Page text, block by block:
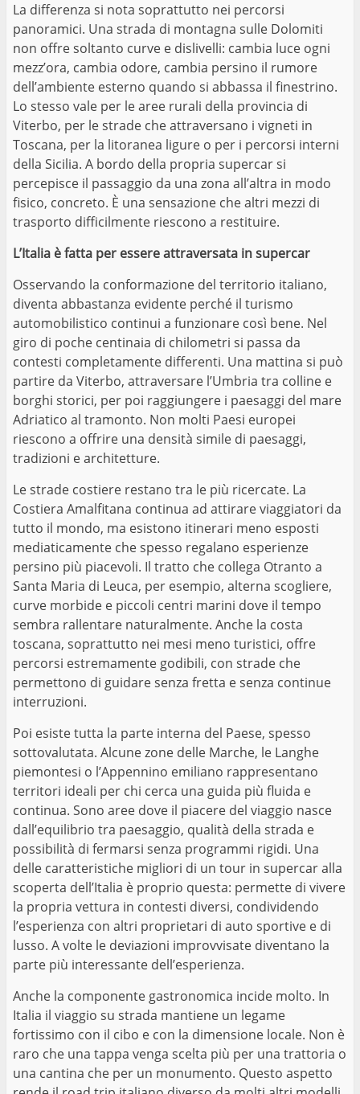
La differenza si nota soprattutto nei percorsi
panoramici. Una strada di montagna sulle Dolomiti
non offre soltanto curve e dislivelli: cambia luce ogni
mezz’ora, cambia odore, cambia persino il rumore
dell’ambiente esterno quando si abbassa il finestrino.
Lo stesso vale per le aree rurali della provincia di
Viterbo, per le strade che attraversano i vigneti in
Toscana, per la litoranea ligure o per i percorsi interni
della Sicilia. A bordo della propria supercar si
percepisce il passaggio da una zona all’altra in modo
fisico, concreto. È una sensazione che altri mezzi di
trasporto difficilmente riescono a restituire.
L’Italia è fatta per essere attraversata in supercar
Osservando la conformazione del territorio italiano,
diventa abbastanza evidente perché il turismo
automobilistico continui a funzionare così bene. Nel
giro di poche centinaia di chilometri si passa da
contesti completamente differenti. Una mattina si può
partire da Viterbo, attraversare l’Umbria tra colline e
borghi storici, per poi raggiungere i paesaggi del mare
Adriatico al tramonto. Non molti Paesi europei
riescono a offrire una densità simile di paesaggi,
tradizioni e architetture.
Le strade costiere restano tra le più ricercate. La
Costiera Amalfitana continua ad attirare viaggiatori da
tutto il mondo, ma esistono itinerari meno esposti
mediaticamente che spesso regalano esperienze
persino più piacevoli. Il tratto che collega Otranto a
Santa Maria di Leuca, per esempio, alterna scogliere,
curve morbide e piccoli centri marini dove il tempo
sembra rallentare naturalmente. Anche la costa
toscana, soprattutto nei mesi meno turistici, offre
percorsi estremamente godibili, con strade che
permettono di guidare senza fretta e senza continue
interruzioni.
Poi esiste tutta la parte interna del Paese, spesso
sottovalutata. Alcune zone delle Marche, le Langhe
piemontesi o l’Appennino emiliano rappresentano
territori ideali per chi cerca una guida più fluida e
continua. Sono aree dove il piacere del viaggio nasce
dall’equilibrio tra paesaggio, qualità della strada e
possibilità di fermarsi senza programmi rigidi. Una
delle caratteristiche migliori di un tour in supercar alla
scoperta dell’Italia è proprio questa: permette di vivere
la propria vettura in contesti diversi, condividendo
l’esperienza con altri proprietari di auto sportive e di
lusso. A volte le deviazioni improvvisate diventano la
parte più interessante dell’esperienza.
Anche la componente gastronomica incide molto. In
Italia il viaggio su strada mantiene un legame
fortissimo con il cibo e con la dimensione locale. Non è
raro che una tappa venga scelta più per una trattoria o
una cantina che per un monumento. Questo aspetto